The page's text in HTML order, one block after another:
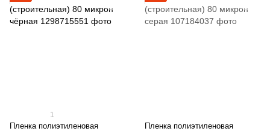
1
Пленка полиэтиленовая
Пленка полиэтиленовая